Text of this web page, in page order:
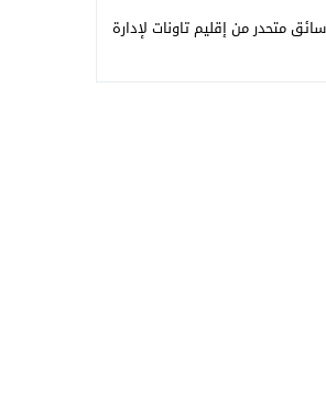
متحدر من إقليم تاونات لإدارة